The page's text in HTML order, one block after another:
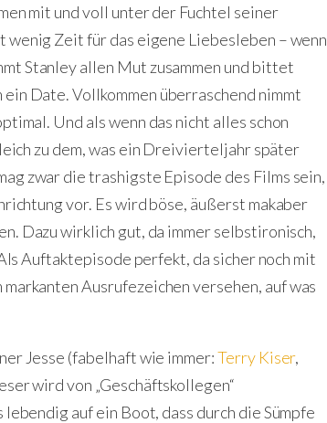
mit und voll unter der Fuchtel seiner
Zeit für das eigene Liebesleben – wenn
Stanley allen Mut zusammen und bittet
Date. Vollkommen überraschend nimmt
Und als wenn das nicht alles schon
zu dem, was ein Dreivierteljahr später
zwar die trashigste Episode des Films sein,
vor. Es wird böse, äußerst makaber
Dazu wirklich gut, da immer selbstironisch,
Auftaktepisode perfekt, da sicher noch mit
Ausrufezeichen versehen, auf was
Jesse (fabelhaft wie immer:Terry Kiser,
wird von „Geschäftskollegen“
auf ein Boot, dass durch die Sümpfe